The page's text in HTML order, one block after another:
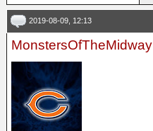
2019-08-09, 12:13
MonstersOfTheMidway